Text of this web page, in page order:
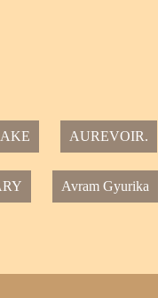
AUREVOIR.
Avram Gyurika